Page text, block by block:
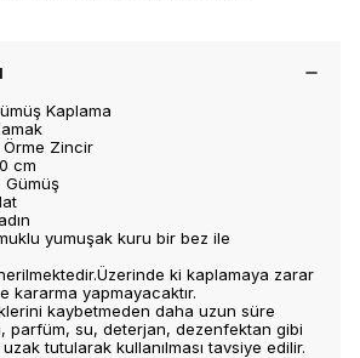
Kaplama
Zincir
cm
Gümüş
yumuşak kuru bir bez ile
ki kaplamaya zarar
kararma yapmayacaktır.
kaybetmeden daha uzun süre
parfüm, su, deterjan, dezenfektan gibi
uzak tutularak kullanılması tavsiye edilir.